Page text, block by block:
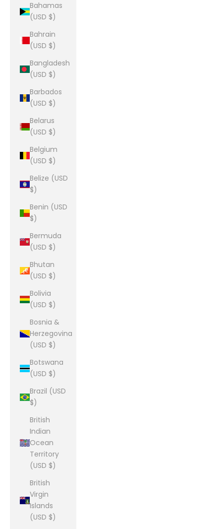
Bahamas
(USD $)
Bahrain
(USD $)
Bangladesh
(USD $)
Barbados
(USD $)
Belarus
(USD $)
Belgium
(USD $)
Belize (USD
$)
Benin (USD
$)
Bermuda
(USD $)
Bhutan
(USD $)
Bolivia
(USD $)
Bosnia &
Herzegovina
(USD $)
Botswana
(USD $)
Brazil (USD
$)
British
Indian
Ocean
Territory
(USD $)
British
Virgin
Islands
(USD $)